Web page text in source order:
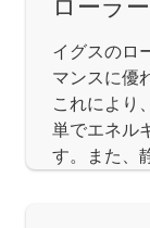
ローラ
イグスのロ
マンスに優
これにより
単でエネル
す。また、